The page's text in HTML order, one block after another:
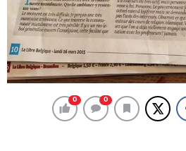
0 0